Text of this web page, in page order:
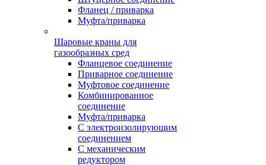
Фланец / приварка
Муфта/приварка
Шаровые краны для
газообразных сред
Фланцевое соединение
Приварное соединение
Муфтовое соединение
Комбинированное
соединение
Муфта/приварка
С электроизолирующим
соединением
С механическим
редуктором